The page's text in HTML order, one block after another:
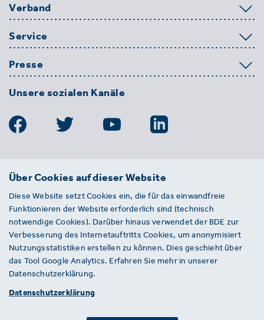
Verband
Service
Presse
Unsere sozialen Kanäle
BDE
Entsorgungs-, Wasser- und
Kreislaufwirtschaft e. V.
Von-der-Heydt-Straße 2
D 10785 Berlin
Sie haben einen Fehler auf unserer Website
gefunden? Ihnen ist ein defekter Link
aufgefallen? Wir freuen uns über Ihren
Über Cookies auf dieser Website
Diese Website setzt Cookies ein, die für das einwandfreie
Funktionieren der Website erforderlich sind (technisch
notwendige Cookies). Darüber hinaus verwendet der BDE zur
Verbesserung des Internetauftritts Cookies, um anonymisiert
Nutzungsstatistiken erstellen zu können. Dies geschieht über
das Tool Google Analytics. Erfahren Sie mehr in unserer
Datenschutzerklärung.
Datenschutzerklärung